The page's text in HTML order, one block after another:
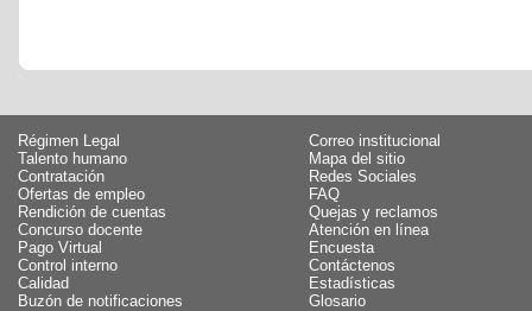
Régimen Legal
Talento humano
Contratación
Ofertas de empleo
Rendición de cuentas
Concurso docente
Pago Virtual
Control interno
Calidad
Buzón de notificaciones
Correo institucional
Mapa del sitio
Redes Sociales
FAQ
Quejas y reclamos
Atención en línea
Encuesta
Contáctenos
Estadísticas
Glosario